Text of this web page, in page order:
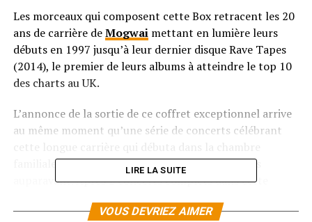
Les morceaux qui composent cette Box retracent les 20
ans de carrière deMogwaimettant en lumière leurs
débuts en 1997 jusqu’à leur dernier disque Rave Tapes
(2014), le premier de leurs albums à atteindre le top 10
des charts au UK.
L’annonce de la sortie de ce coffret exceptionnel arrive
au même moment qu’une série de concerts célébrant
familiale deStuart Braithwaiteà Glasgow 20 ans
auparavant. Après 2 concerts complets dans cette
pour une série de concerts à Londres où se verront
LIRE LA SUITE
VOUS DEVRIEZ AIMER